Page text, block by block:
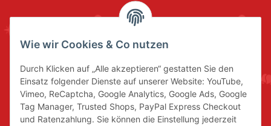
Wie wir Cookies & Co nutzen
Durch Klicken auf „Alle akzeptieren“ gestatten Sie den
Einsatz folgender Dienste auf unserer Website: YouTube,
Vimeo, ReCaptcha, Google Analytics, Google Ads, Google
Tag Manager, Trusted Shops, PayPal Express Checkout
und Ratenzahlung. Sie können die Einstellung jederzeit